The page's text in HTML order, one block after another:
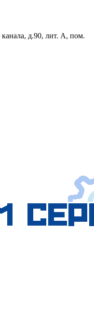
д.90, лит. А, пом.